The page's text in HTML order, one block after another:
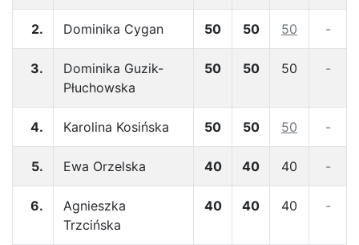
2. Dominika Cygan 50 50 50 -
3.
Dominika Guzik-
Płuchowska
50 50 50 -
4. Karolina Kosińska 50 50 50 -
5. Ewa Orzelska 40 40 40 -
6.
Agnieszka
Trzcińska
40 40 40 -